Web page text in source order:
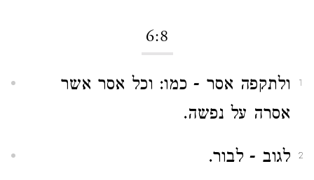
6:8
1
ולתקפה אסר - כמו: וכל אסר אשר
אסרה על נפשה.
2 לגוב - לבור.